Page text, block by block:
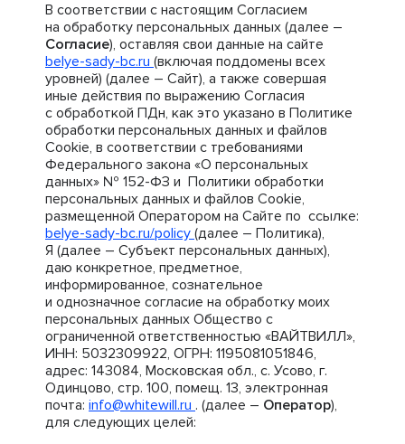
В соответствии с настоящим Согласием
на обработку персональных данных (далее –
Согласие), оставляя свои данные на сайте
belye-sady-bc.ru (включая поддомены всех
уровней) (далее – Сайт), а также совершая
иные действия по выражению Согласия
с обработкой ПДн, как это указано в Политике
обработки персональных данных и файлов
Cookie, в соответствии с требованиями
Федерального закона «О персональных
данных» № 152-ФЗ и Политики обработки
персональных данных и файлов Cookie,
размещенной Оператором на Сайте по ссылке:
belye-sady-bc.ru/policy (далее – Политика),
Я (далее – Субъект персональных данных),
даю конкретное, предметное,
информированное, сознательное
и однозначное согласие на обработку моих
персональных данных Общество с
ограниченной ответственностью «ВАЙТВИЛЛ»,
ИНН: 5032309922, ОГРН: 1195081051846,
адрес: 143084, Московская обл., с. Усово, г.
Одинцово, стр. 100, помещ. 13, электронная
почта: info@whitewill.ru . (далее – Оператор),
для следующих целей: